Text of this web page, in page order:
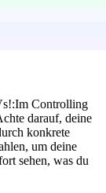
Im Controlling
darauf, deine
konkrete
um deine
sehen, was du